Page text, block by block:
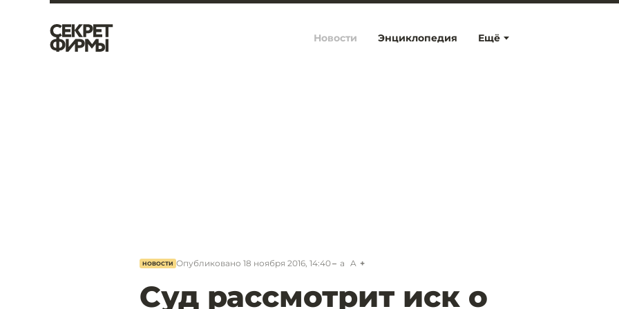
Ещё
Новости Энциклопедия
НОВОСТИ Опубликовано 18 ноября 2016, 14:40 a A
Суд рассмотрит иск о